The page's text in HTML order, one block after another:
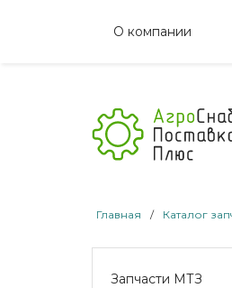
О компании
Главная / Каталог
Запчасти МТЗ